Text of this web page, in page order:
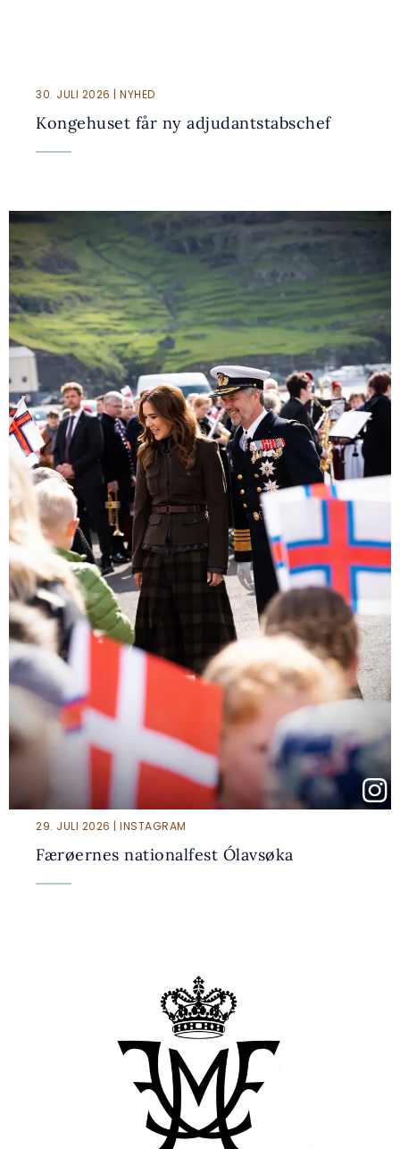
30. JULI 2026 | NYHED
Kongehuset får ny adjudantstabschef
29. JULI 2026 | INSTAGRAM
Færøernes nationalfest Ólavsøka